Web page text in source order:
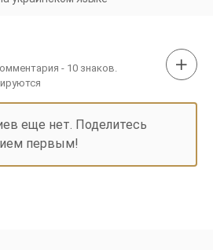
- 10 знаков.
еще нет. Поделитесь
первым!